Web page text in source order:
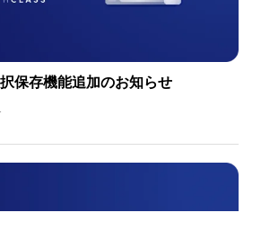
保存機能追加のお知らせ